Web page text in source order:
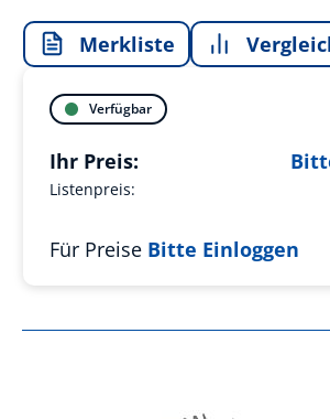
Merkliste
Verfügbar
Listenpreis:
Ihr Preis:
Für Preise Bitte Einloggen